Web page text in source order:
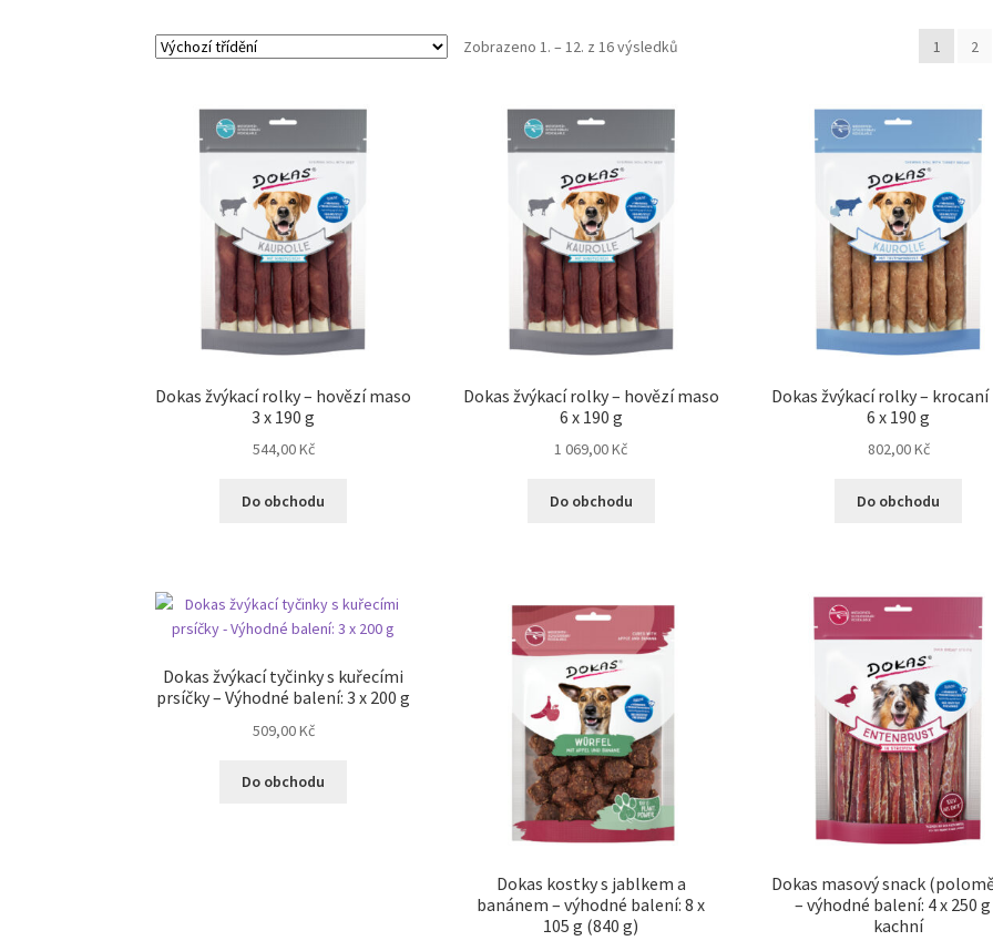
Zobrazeno 1. – 12. z 16 výsledků 1 2
Dokas žvýkací rolky – hovězí maso
3 x 190 g
544,00Kč
Do obchodu
Dokas žvýkací rolky – hovězí maso
6 x 190 g
1 069,00Kč
Do obchodu
Dokas žvýkací rolky – krocaní
6 x 190 g
802,00Kč
Do obchodu
Dokas žvýkací tyčinky s kuřecími
prsíčky – Výhodné balení: 3 x 200 g
509,00Kč
Do obchodu
Dokas kostky s jablkem a
banánem – výhodné balení: 8 x
105 g (840 g)
Dokas masový snack
– výhodné balení: 4 x 250
kachní